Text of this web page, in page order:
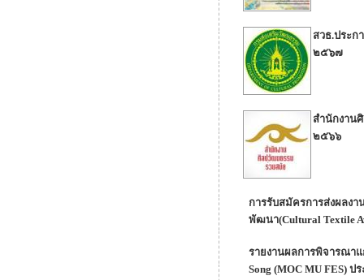
สวธ.ประก
๒๕๖๗
สำนักงาน
๒๕๖๖
การรับสมัครการส่งผลง
พัฒนา(Cultural Textile
รายงานผลการพิจารณาแ
Song (MOC MU FES)